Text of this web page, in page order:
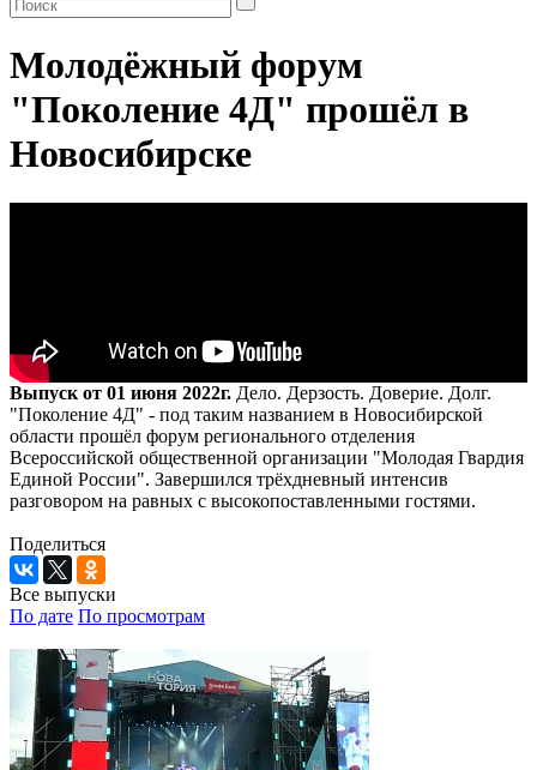
Молодёжный форум
"Поколение 4Д" прошёл в
Новосибирске
Выпуск от 01 июня 2022г. Дело. Дерзость. Доверие. Долг.
"Поколение 4Д" - под таким названием в Новосибирской
области прошёл форум регионального отделения
Всероссийской общественной организации "Молодая Гвардия
Единой России". Завершился трёхдневный интенсив
разговором на равных с высокопоставленными гостями.
Поделиться
Все выпуски
По дате По просмотрам